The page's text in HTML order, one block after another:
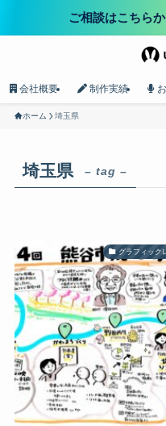
ご相談はこちら
会社概要 制作実績
ホーム 埼玉県
埼玉県 – tag –
グラフィック